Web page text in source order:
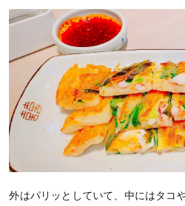
外はパリッとしていて、中にはタコ